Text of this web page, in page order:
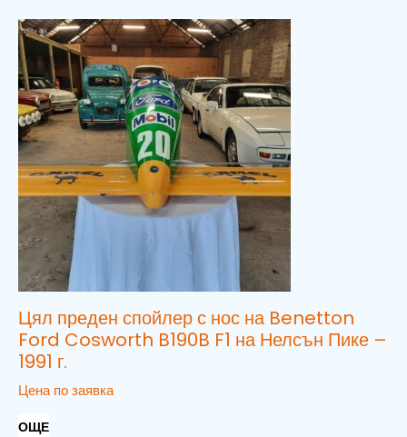
Цял преден спойлер с нос на Benetton
Ford Cosworth B190B F1 на Нелсън Пике –
1991 г.
Цена по заявка
ОЩЕ